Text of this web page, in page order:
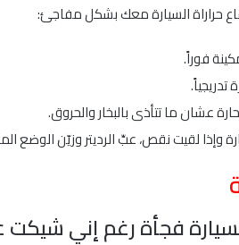
حراراة السيارة معك بشكل مفاجئ:
فوراً.
تدريجياً.
عشان ما تتأذى بالبخار والحروق.
وإذا لقيت نقص، عبِّ الرديتر وزيّن
فجأة رغم إني شيكت